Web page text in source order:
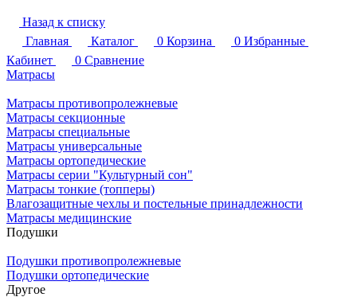
Назад к списку
Главная
Каталог 0 Корзина 0 Избранные
Кабинет
0 Сравнение
Матрасы
Матрасы противопролежневые
Матрасы секционные
Матрасы специальные
Матрасы универсальные
Матрасы ортопедические
Матрасы серии "Культурный сон"
Матрасы тонкие (топперы)
Влагозащитные чехлы и постельные принадлежности
Матрасы медицинские
Подушки
Подушки противопролежневые
Подушки ортопедические
Другое